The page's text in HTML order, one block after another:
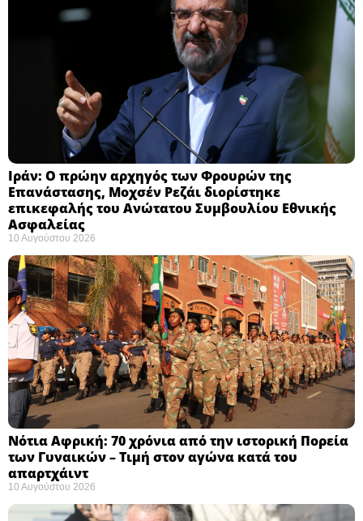
Ιράν: Ο πρώην αρχηγός των Φρουρών της
Επανάστασης, Μοχσέν Ρεζάι διορίστηκε
επικεφαλής του Ανώτατου Συμβουλίου Εθνικής
Ασφαλείας ​
10 Αυγούστου 2026
Νότια Αφρική: 70 χρόνια από την ιστορική Πορεία
των Γυναικών – Τιμή στον αγώνα κατά του
απαρτχάιντ ​
10 Αυγούστου 2026